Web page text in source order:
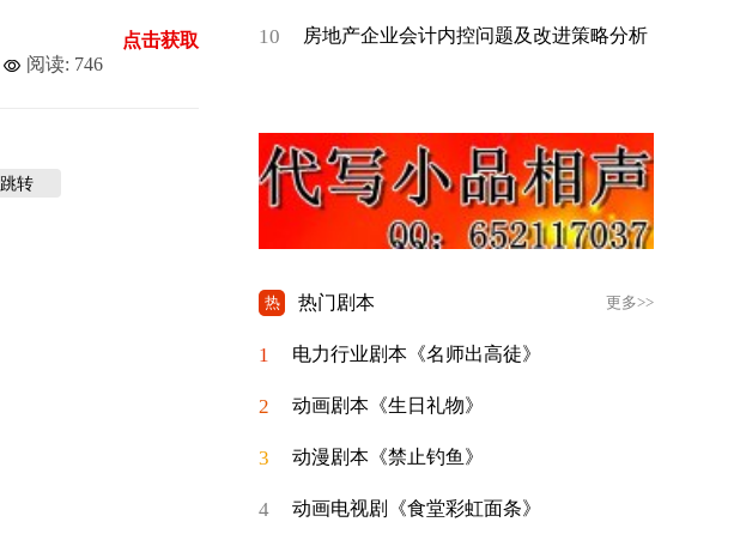
阅读: 746
点击获取
跳转
10 房地产企业会计内控问题及改进策略分析
热 热门剧本 更多>>
1 电力行业剧本《名师出高徒》
2 动画剧本《生日礼物》
3 动漫剧本《禁止钓鱼》
4 动画电视剧《食堂彩虹面条》